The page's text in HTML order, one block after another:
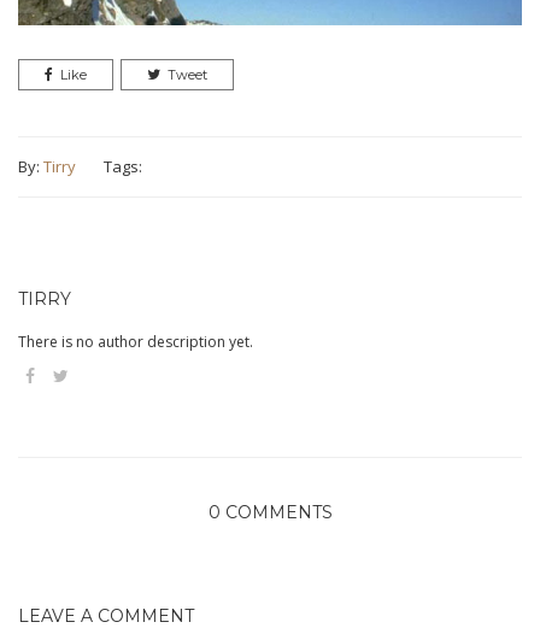
Like Tweet
By: Tirry Tags:
TIRRY
There is no author description yet.
0 COMMENTS
LEAVE A COMMENT